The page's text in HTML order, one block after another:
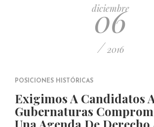
diciembre
06
/ 2016
POSICIONES HISTÓRICAS
Exigimos A Candidatos
Gubernaturas